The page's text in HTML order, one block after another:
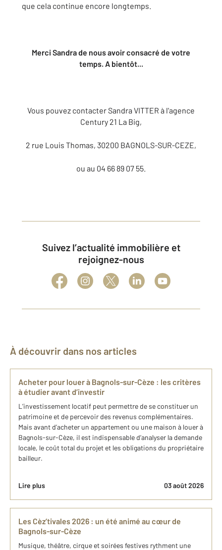
que cela continue encore longtemps.
Merci Sandra de nous avoir consacré de votre
temps. A bientôt...
Vous pouvez contacter Sandra VITTER à l'agence
Century 21 La Big,
2 rue Louis Thomas, 30200 BAGNOLS-SUR-CEZE,
ou au 04 66 89 07 55.
Suivez l’actualité immobilière et
rejoignez-nous
À découvrir dans nos articles
Acheter pour louer à Bagnols-sur-Cèze : les critères
à étudier avant d’investir
L’investissement locatif peut permettre de se constituer un
patrimoine et de percevoir des revenus complémentaires.
Mais avant d’acheter un appartement ou une maison à louer à
Bagnols-sur-Cèze, il est indispensable d’analyser la demande
locale, le coût total du projet et les obligations du propriétaire
bailleur.
Lire plus 03 août 2026
Les Cèz’tivales 2026 : un été animé au cœur de
Bagnols-sur-Cèze
Musique, théâtre, cirque et soirées festives rythment une